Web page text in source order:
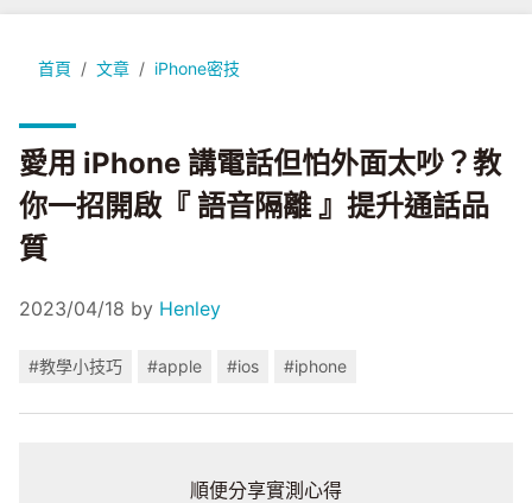
首頁 文章 iPhone密技
愛用 iPhone 講電話但怕外面太吵？教你一招開啟『 語音隔離
愛用 iPhone 講電話但怕外面太吵？教
你一招開啟『 語音隔離 』提升通話品
質
2023/04/18 by Henley
#教學小技巧 #apple #ios #iphone
順便分享實測心得